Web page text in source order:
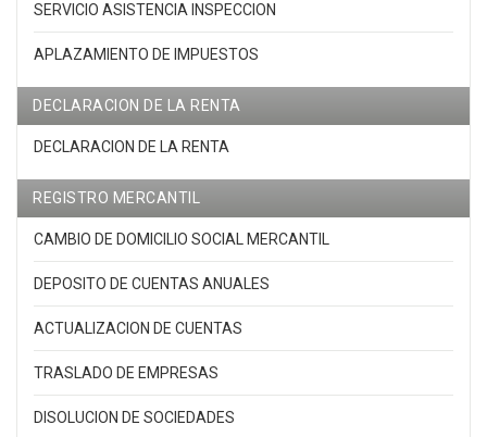
SERVICIO ASISTENCIA INSPECCION
APLAZAMIENTO DE IMPUESTOS
DECLARACION DE LA RENTA
DECLARACION DE LA RENTA
REGISTRO MERCANTIL
CAMBIO DE DOMICILIO SOCIAL MERCANTIL
DEPOSITO DE CUENTAS ANUALES
ACTUALIZACION DE CUENTAS
TRASLADO DE EMPRESAS
DISOLUCION DE SOCIEDADES